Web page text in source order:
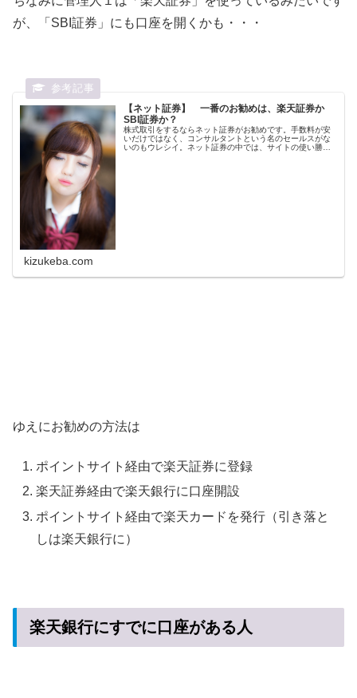
が、「SBI証券」にも口座を開くかも・・・
【ネット証券】 一番のお勧めは、楽天証券か
SBI証券か？
株式取引をするならネット証券がお勧めです。手数料が安
いだけではなく、コンサルタントという名のセールスがな
いのもウレシイ。ネット証券の中では、サイトの使い勝手
kizukeba.com
ゆえにお勧めの方法は
ポイントサイト経由で楽天証券に登録
楽天証券経由で楽天銀行に口座開設
ポイントサイト経由で楽天カードを発行（引き落と
しは楽天銀行に）
楽天銀行にすでに口座がある人